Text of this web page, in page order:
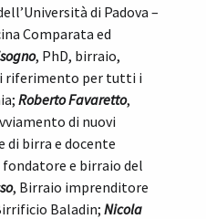
di Padova –
Comparata ed
, PhD, birraio,
riferimento per tutti i
Roberto Favaretto,
di nuovi
di birra e docente
fondatore e birraio del
, Birraio imprenditore
Baladin; Nicola